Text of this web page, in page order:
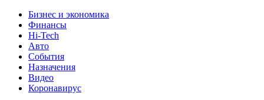
Бизнес и экономика
Финансы
Hi-Tech
Авто
События
Назначения
Видео
Коронавирус